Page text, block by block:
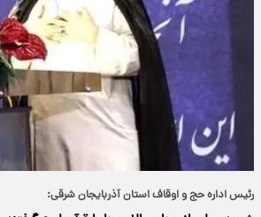
رئیس اداره حج و اوقاف استان آذربایجان شرقی: